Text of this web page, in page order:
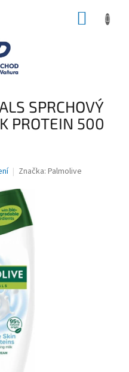
SPRCHOVÝ
PROTEIN 500
Značka: Palmolive